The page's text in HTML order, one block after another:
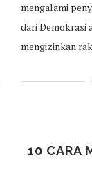
mengalami
dari Demokrasi
mengizinkan
10 CARA